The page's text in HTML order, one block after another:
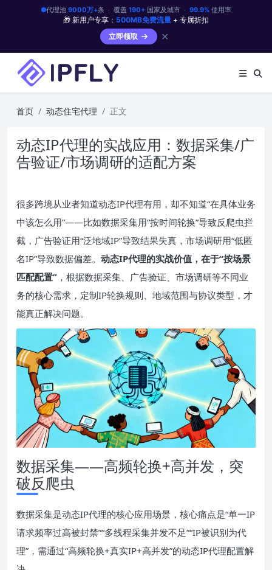
代理池 9000万+条 · 覆盖 190+国家及城市 · 99.9%使用率
🎁 新用户专享： 500MB免费流量 + 专属折扣
立即领取
✕
首页 动态住宅代理 正文
动态IP代理的实战应用：数据采集/广
告验证/市场调研的适配方案
很多跨境从业者知道动态IP代理有用，却不知道“在具体业务
中该怎么用”——比如数据采集用“按时间轮换”导致反爬虫拦
截，广告验证用“泛地域IP”导致结果失真，市场调研用“低匿
名IP”导致数据偏差。 动态IP代理的实战价值，在于“按场景
匹配配置” ，根据数据采集、广告验证、市场调研等不同业
务的核心需求，定制IP轮换规则、地域范围与协议类型，才
能真正解决问题。
数据采集——高频轮换+高并发，突
破反爬虫
数据采集是动态IP代理的核心应用场景，核心痛点是“单一IP
请求频率过高被封禁”“多线程采集并发不足”“IP被识别为代
理”，需通过“高频轮换+真实IP+高并发”的动态IP代理配置解